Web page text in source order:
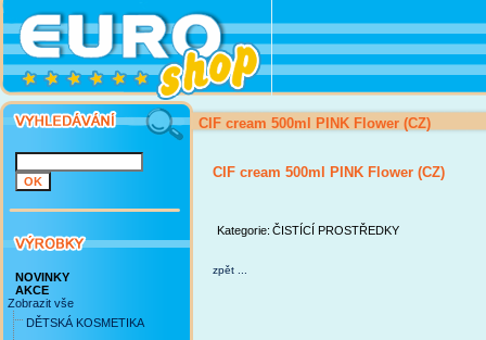
NOVINKY
AKCE
Zobrazit vše
DĚTSKÁ KOSMETIKA
CIF cream 500ml PINK Flower (CZ)
CIF cream 500ml PINK Flower (CZ)
Kategorie: ČISTÍCÍ PROSTŘEDKY
zpět ...